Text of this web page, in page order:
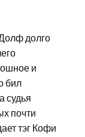
долго
и
бил
судья
почти
тэг Кофи